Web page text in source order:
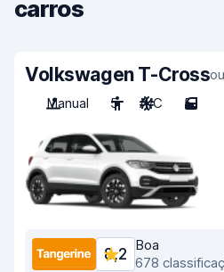
carros
Volkswagen T-Cross
Manual
5 A/C 5
8,2
Boa
678